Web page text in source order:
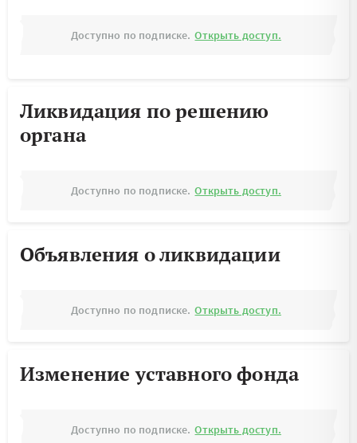
Доступно по подписке. Открыть доступ.
Ликвидация по решению
органа
Доступно по подписке. Открыть доступ.
Объявления о ликвидации
Доступно по подписке. Открыть доступ.
Изменение уставного фонда
Доступно по подписке. Открыть доступ.